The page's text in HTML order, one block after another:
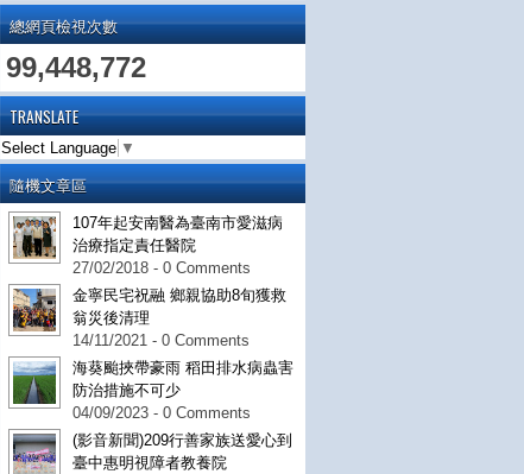
總網頁檢視次數
99,448,772
TRANSLATE
Select Language ▼
隨機文章區
107年起安南醫為臺南市愛滋病
治療指定責任醫院
27/02/2018 - 0 Comments
金寧民宅祝融 鄉親協助8旬獲救
翁災後清理
14/11/2021 - 0 Comments
海葵颱挾帶豪雨 稻田排水病蟲害
防治措施不可少
04/09/2023 - 0 Comments
(影音新聞)209行善家族送愛心到
臺中惠明視障者教養院